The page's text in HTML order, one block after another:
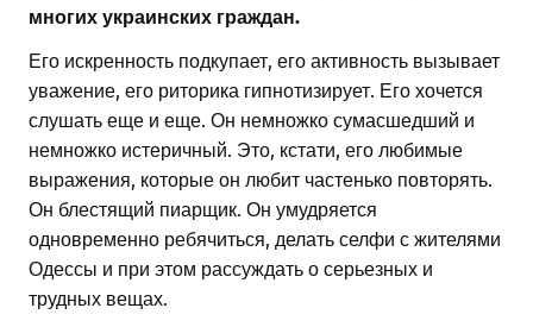
многих украинских граждан.
Его искренность подкупает, его активность вызывает
уважение, его риторика гипнотизирует. Его хочется
слушать еще и еще. Он немножко сумасшедший и
немножко истеричный. Это, кстати, его любимые
выражения, которые он любит частенько повторять.
Он блестящий пиарщик. Он умудряется
одновременно ребячиться, делать селфи с жителями
Одессы и при этом рассуждать о серьезных и
трудных вещах.